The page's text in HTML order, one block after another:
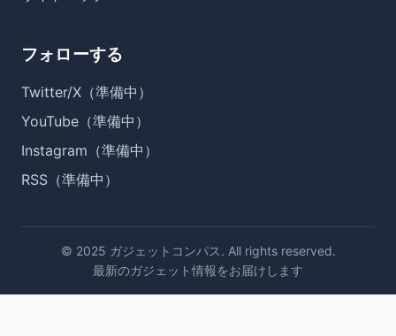
フォローする
Twitter/X（準備中）
YouTube（準備中）
Instagram（準備中）
RSS（準備中）
© 2025 ガジェットコンパス. All rights reserved.
最新のガジェット情報をお届けします